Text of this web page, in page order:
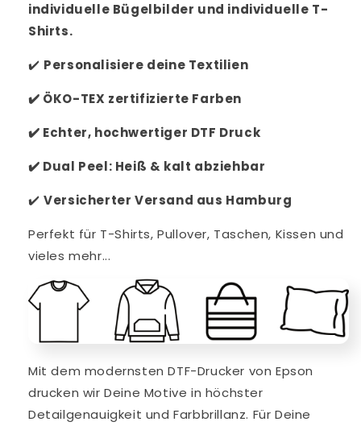
individuelle Bügelbilder und individuelle T-
Shirts.
✔️ Personalisiere deine Textilien
✔️ ÖKO-TEX zertifizierte Farben
✔️ Echter, hochwertiger DTF Druck
✔️ Dual Peel: Heiß & kalt abziehbar
✔️ Versicherter Versand aus Hamburg
Perfekt für T-Shirts, Pullover, Taschen, Kissen und
vieles mehr...
Mit dem modernsten DTF-Drucker von Epson
drucken wir Deine Motive in höchster
Detailgenauigkeit und Farbbrillanz. Für Deine